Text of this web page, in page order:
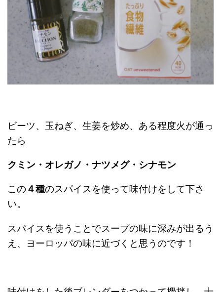
ビーツ、玉ねぎ、生姜を炒め、ある程度火が通っ
たら
クミン・オレガノ・ナツメグ・シナモン
この４種のスパイスを使って味付けをして下さ
い。
スパイスを使うことでスープの味に深みが出るう
え、ヨーロッパの味に近づくと思うのです！